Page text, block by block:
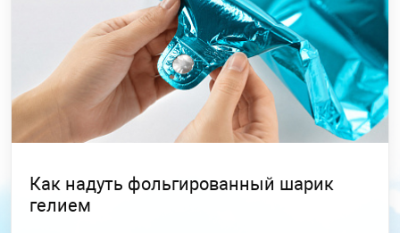
Как надуть фольгированный шарик
гелием